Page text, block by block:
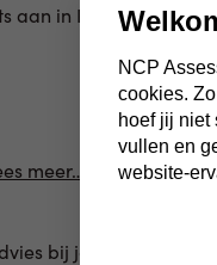
aan in Rotterdam.
meer…
bij jouw vraag.
NCP
cookies.
hoef jij niet
vullen en
website-